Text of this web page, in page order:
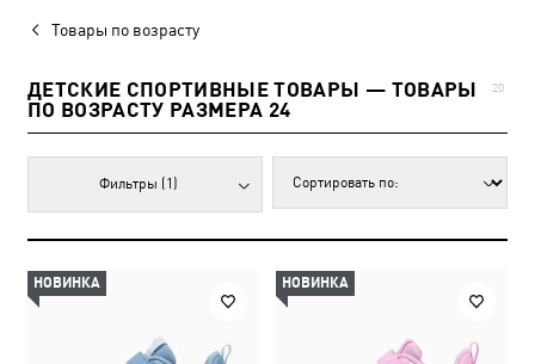
Товары по возрасту
ДЕТСКИЕ СПОРТИВНЫЕ ТОВАРЫ — ТОВАРЫ
ПО ВОЗРАСТУ РАЗМЕРА 24
20
Фильтры (1)
НОВИНКА НОВИНКА